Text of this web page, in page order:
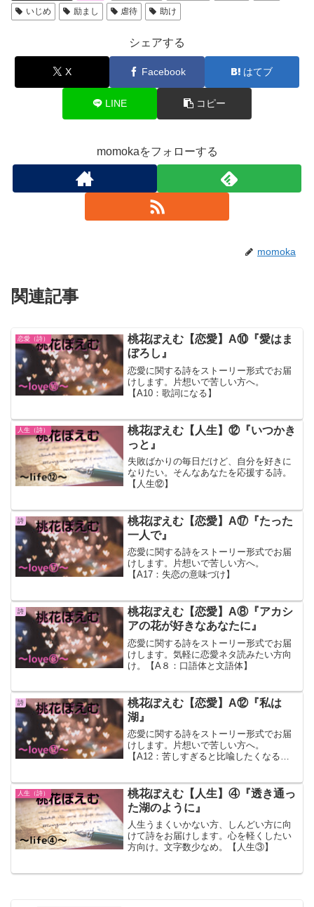
いじめ
励まし 虐待 助け
シェアする
X Facebook はてブ
LINE コピー
momokaをフォローする
momoka
関連記事
恋愛（詩）
桃花ぽえむ【恋愛】A⑩『愛はま
ぼろし』
恋愛に関する詩をストーリー形式でお届
けします。片想いで苦しい方へ。
【A10：歌詞になる】
人生（詩）
桃花ぽえむ【人生】⑫『いつかき
っと』
失敗ばかりの毎日だけど、自分を好きに
なりたい。そんなあなたを応援する詩。
【人生⑫】
詩
桃花ぽえむ【恋愛】A⑰『たった
一人で』
恋愛に関する詩をストーリー形式でお届
けします。片想いで苦しい方へ。
【A17：失恋の意味づけ】
詩
桃花ぽえむ【恋愛】A⑧『アカシ
アの花が好きなあなたに』
恋愛に関する詩をストーリー形式でお届
けします。気軽に恋愛ネタ読みたい方向
け。【A８：口語体と文語体】
詩
桃花ぽえむ【恋愛】A⑫『私は
湖』
恋愛に関する詩をストーリー形式でお届
けします。片想いで苦しい方へ。
【A12：苦しすぎると比喩したくなる法
人生（詩）
桃花ぽえむ【人生】④『透き通っ
た湖のように』
人生うまくいかない方、しんどい方に向
けて詩をお届けします。心を軽くしたい
方向け。文字数少なめ。【人生③】